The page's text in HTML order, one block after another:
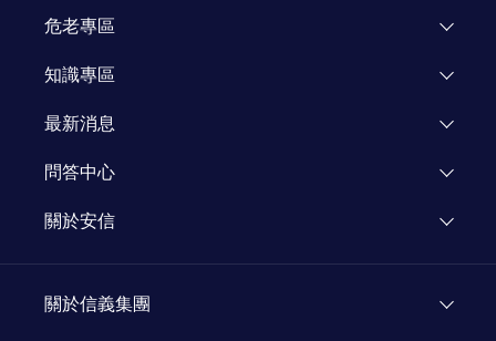
危老專區
專區介紹
企業專區
知識專區
市場研究
最新消息
活動公告
新聞專欄
問答中心
關於安信
關於安信
顧問團隊
關於信義集團